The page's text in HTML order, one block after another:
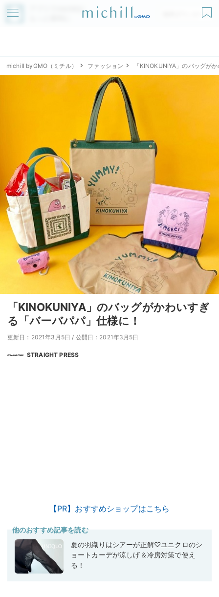
アプリでmichillが
無料ダウンロード
michill byGMO（ミチル） ファッション 「KINOKUNIYA」のバッグが
「KINOKUNIYA」のバッグがかわいすぎ
る「バーバパパ」仕様に！
更新日：2021年3月5日 / 公開日：2021年3月5日
STRAIGHT PRESS
【PR】おすすめショップはこちら
他のおすすめ記事を読む
夏の羽織りはシアーが正解♡ユニクロのシ
ョートカーデが涼しげ＆冷房対策で使え
る！